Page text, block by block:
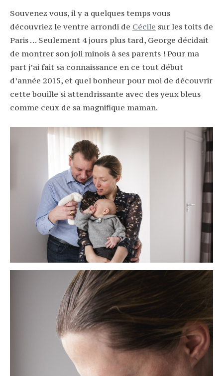
Souvenez vous, il y a quelques temps vous
découvriez le ventre arrondi de Cécile sur les toits de
Paris … Seulement 4 jours plus tard, George décidait
de montrer son joli minois à ses parents ! Pour ma
part j’ai fait sa connaissance en ce tout début
d’année 2015, et quel bonheur pour moi de découvrir
cette bouille si attendrissante avec des yeux bleus
comme ceux de sa magnifique maman.